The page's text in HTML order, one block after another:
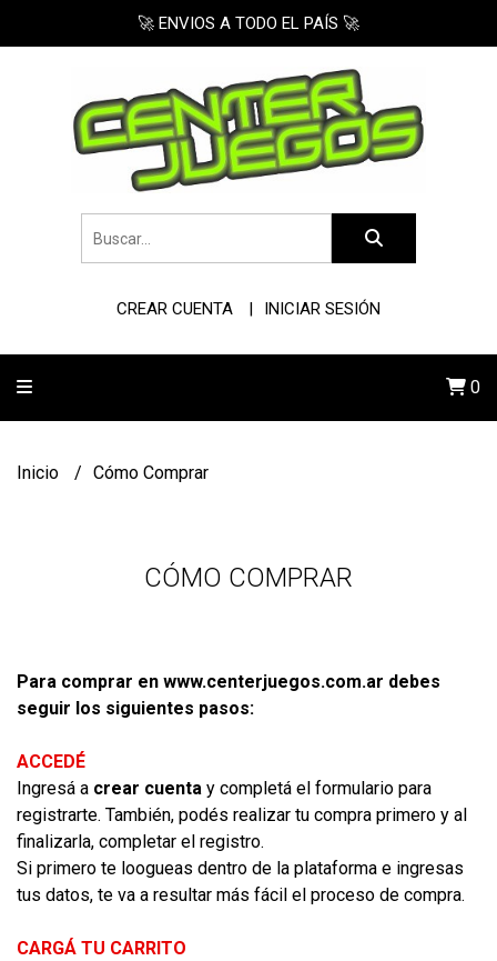
🚀 ENVIOS A TODO EL PAÍS 🚀
CREAR CUENTA INICIAR SESIÓN
0
Inicio Cómo Comprar
CÓMO COMPRAR
Para comprar en www.centerjuegos.com.ar debes
seguir los siguientes pasos:
ACCEDÉ
Ingresá a crear cuenta y completá el formulario para
registrarte. También, podés realizar tu compra primero y al
finalizarla, completar el registro.
Si primero te loogueas dentro de la plataforma e ingresas
tus datos, te va a resultar más fácil el proceso de compra.
CARGÁ TU CARRITO